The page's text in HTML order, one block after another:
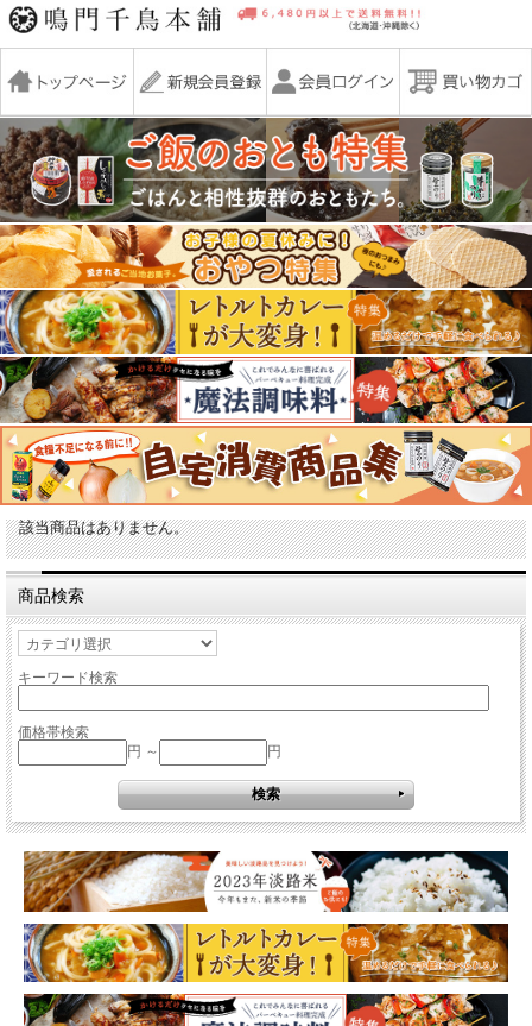
該当商品はありません。
商品検索
キーワード検索
価格帯検索
円 ～
円